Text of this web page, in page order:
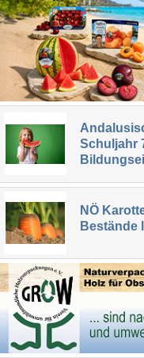
Schuljahr
NÖ
Bestände